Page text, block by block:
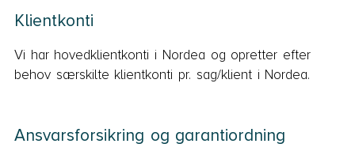
Klientkonti
Vi har hovedklientkonti i Nordea og opretter efter
behov særskilte klientkonti pr. sag/klient i Nordea.
Ansvarsforsikring og garantiordning